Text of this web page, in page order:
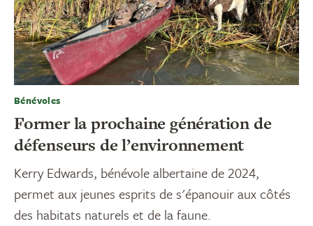
Bénévoles
Former la prochaine génération de
défenseurs de l’environnement
Kerry Edwards, bénévole albertaine de 2024,
permet aux jeunes esprits de s'épanouir aux côtés
des habitats naturels et de la faune.